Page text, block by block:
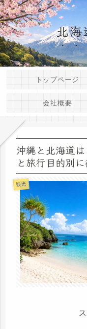
北海
トップページ
会社概要
沖縄と北海道
と旅行目的別
観光